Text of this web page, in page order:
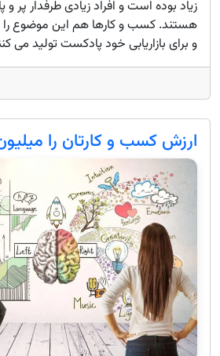
زیاد بوده است و افراد زیادی طرفدار پر
هستند. کسب و کارها هم این موضوع را
و برای بازاریابی خود پادکست تولید می
ارزش کسب و کارتان را